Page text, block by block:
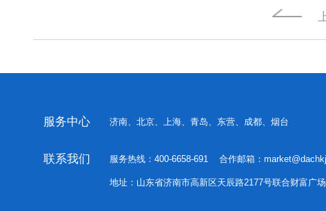
服务中心 济南、北京、上海、青岛、东营、成都、烟台
联系我们 服务热线：400-6658-691 合作邮箱：
地址：山东省济南市高新区天辰路2177号联合财富广